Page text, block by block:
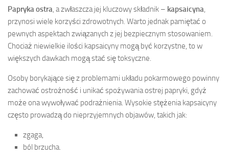
Papryka ostra, a zwłaszcza jej kluczowy składnik – kapsaicyna,
przynosi wiele korzyści zdrowotnych. Warto jednak pamiętać o
pewnych aspektach związanych z jej bezpiecznym stosowaniem.
Chociaż niewielkie ilości kapsaicyny mogą być korzystne, to w
większych dawkach mogą stać się toksyczne.
Osoby borykające się z problemami układu pokarmowego powinny
zachować ostrożność i unikać spożywania ostrej papryki, gdyż
może ona wywoływać podrażnienia. Wysokie stężenia kapsaicyny
często prowadzą do nieprzyjemnych objawów, takich jak:
zgaga,
ból brzucha.